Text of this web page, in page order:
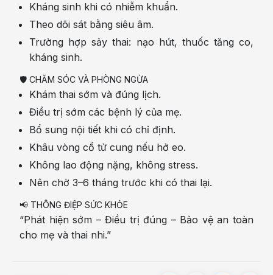
Kháng sinh khi có nhiễm khuẩn.
Theo dõi sát bằng siêu âm.
Trường hợp sảy thai: nạo hút, thuốc tăng co,
kháng sinh.
🛡️ CHĂM SÓC VÀ PHÒNG NGỪA
Khám thai sớm và đúng lịch.
Điều trị sớm các bệnh lý của mẹ.
Bổ sung nội tiết khi có chỉ định.
Khâu vòng cổ tử cung nếu hở eo.
Không lao động nặng, không stress.
Nên chờ 3–6 tháng trước khi có thai lại.
📢 THÔNG ĐIỆP SỨC KHỎE
“Phát hiện sớm – Điều trị đúng – Bảo vệ an toàn
cho mẹ và thai nhi.”